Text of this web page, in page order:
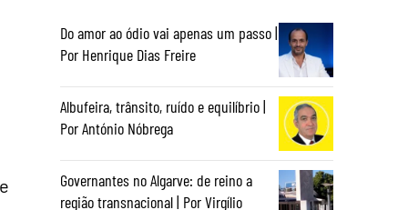
Do amor ao ódio vai apenas um passo |
Por Henrique Dias Freire
Albufeira, trânsito, ruído e equilíbrio |
Por António Nóbrega
Governantes no Algarve: de reino a
região transnacional | Por Virgílio